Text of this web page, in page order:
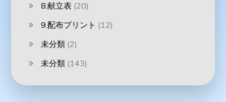
8.献立表 (20)
9.配布プリント (12)
未分類 (2)
未分類 (143)